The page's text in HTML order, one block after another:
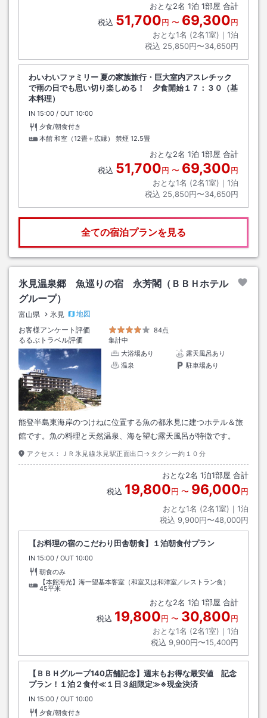
おとな2名 1泊 1部屋 合計
税込 51,700円 〜 69,300円
おとな1名 (2名1室)｜ 1泊
税込 25,850円〜34,650円
わいわいファミリー 夏の家族旅行・巨大室内アスレチック
で雨の日でも思い切り楽しめる！ 夕食開始１７：３０（基
本料理）
IN チェックイン
15:00 / OUT チェックアウト
10:00
夕食/朝食付き
本館 和室（12畳＋広縁） 禁煙 12.5畳
おとな2名 1泊 1部屋 合計
税込 51,700円 〜 69,300円
おとな1名 (2名1室)｜ 1泊
税込 25,850円〜34,650円
全ての宿泊プランを見る
氷見温泉郷 魚巡りの宿 永芳閣（ＢＢＨホテル
グループ）
富山県 氷見
地図
お客様アンケート評価
84点
るるぶトラベル評価
集計中
大浴場あり
露天風呂あり
温泉
駐車場あり
能登半島東海岸のつけねに位置する魚の都氷見に建つホテル＆旅
館です。魚の料理と天然温泉、海を望む露天風呂が特徴です。
アクセス： ＪＲ氷見線氷見駅正面出口→タクシー約１０分
おとな2名 1泊1部屋 合計
税込 19,800円 〜 96,000円
おとな1名 (2名1室)｜ 1泊
税込 9,900円〜48,000円
【お料理の宿のこだわり田舎朝食】１泊朝食付プラン
IN チェックイン
15:00 / OUT チェックアウト
10:00
朝食のみ
【本館海光】海一望基本客室（和室又は和洋室／レストラン食）
45平米
おとな2名 1泊 1部屋 合計
税込 19,800円 〜 30,800円
おとな1名 (2名1室)｜ 1泊
税込 9,900円〜15,400円
【ＢＢＨグループ140店舗記念】週末もお得な最安値 記念
プラン！１泊２食付≪１日３組限定≫※現金決済
IN チェックイン
15:00 / OUT チェックアウト
10:00
夕食/朝食付き